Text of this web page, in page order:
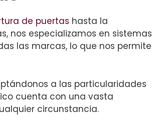
de puertas hasta la
nos especializamos en sistemas
las marcas, lo que nos permite
a las particularidades
cuenta con una vasta
circunstancia.